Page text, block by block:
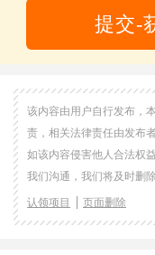
提交-
该内容由用户自行发布，
责，相关法律责任由发布
如该内容侵害他人合法权
我们沟通，我们将及时删
认领项目 页面删除